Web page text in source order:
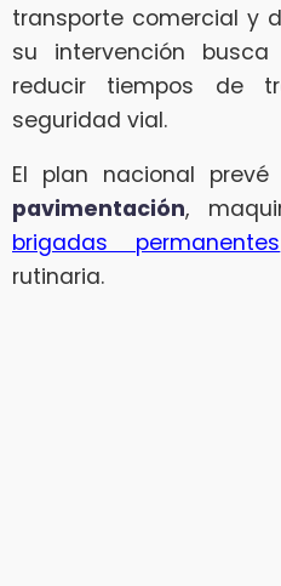
transporte comercial y
su intervención
reducir tiempos de
seguridad vial.
El plan nacional
pavimentación,
brigadas permanentes
rutinaria.